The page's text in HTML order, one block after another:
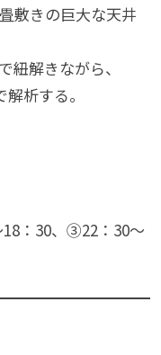
敷きの巨大な天井
紐解きながら、
析する。
：30、③22：30〜